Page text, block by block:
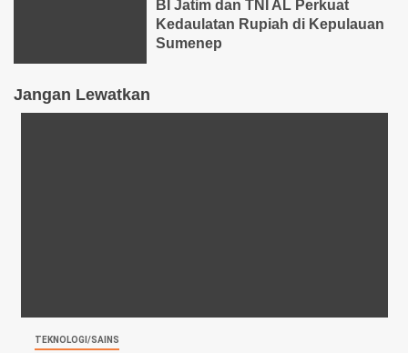
BI Jatim dan TNI AL Perkuat
Kedaulatan Rupiah di Kepulauan
Sumenep
Jangan Lewatkan
TEKNOLOGI/SAINS